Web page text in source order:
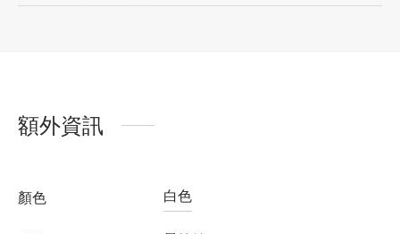
額外資訊
顏色 白色